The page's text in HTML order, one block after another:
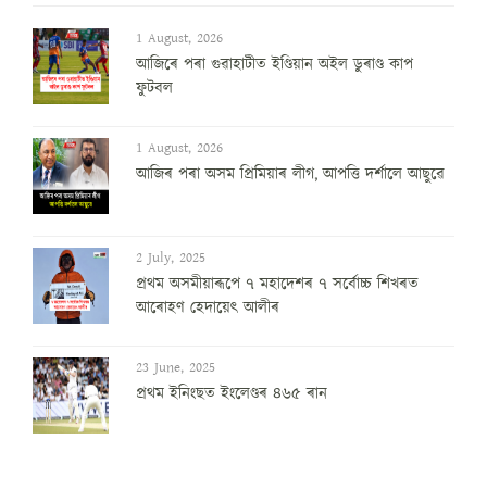
1 August, 2026
আজিৰে পৰা গুৱাহাটীত ইণ্ডিয়ান অইল ডুৰাণ্ড কাপ
ফুটবল
1 August, 2026
আজিৰ পৰা অসম প্ৰিমিয়াৰ লীগ, আপত্তি দৰ্শালে আছুৱে
2 July, 2025
প্ৰথম অসমীয়াৰূপে ৭ মহাদেশৰ ৭ সৰ্বোচ্চ শিখৰত
আৰোহণ হেদায়েৎ আলীৰ
23 June, 2025
প্ৰথম ইনিংছত ইংলেণ্ডৰ ৪৬৫ ৰান